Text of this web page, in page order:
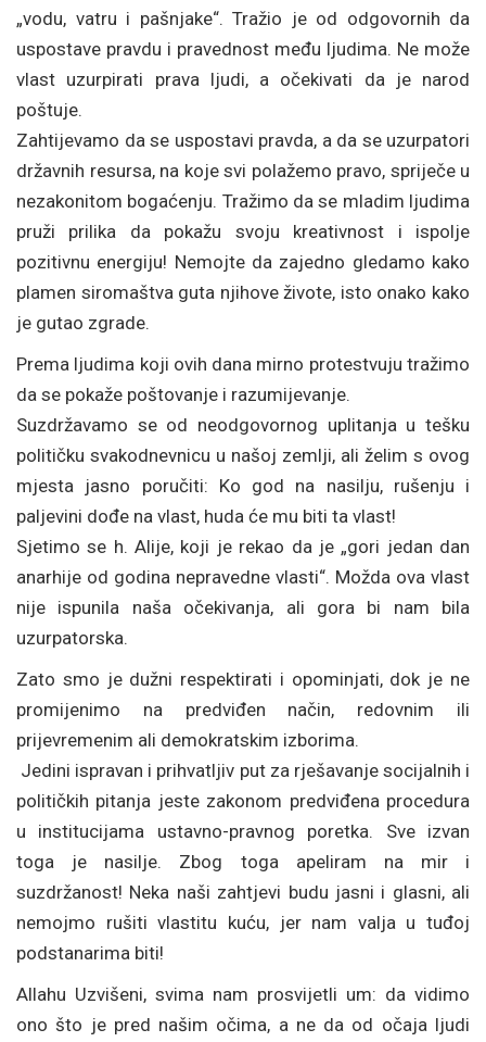
„vodu, vatru i pašnjake“. Tražio je od odgovornih da
uspostave pravdu i pravednost među ljudima. Ne može
vlast uzurpirati prava ljudi, a očekivati da je narod
poštuje.
Zahtijevamo da se uspostavi pravda, a da se uzurpatori
državnih resursa, na koje svi polažemo pravo, spriječe u
nezakonitom bogaćenju. Tražimo da se mladim ljudima
pruži prilika da pokažu svoju kreativnost i ispolje
pozitivnu energiju! Nemojte da zajedno gledamo kako
plamen siromaštva guta njihove živote, isto onako kako
je gutao zgrade.
Prema ljudima koji ovih dana mirno protestvuju tražimo
da se pokaže poštovanje i razumijevanje.
Suzdržavamo se od neodgovornog uplitanja u tešku
političku svakodnevnicu u našoj zemlji, ali želim s ovog
mjesta jasno poručiti: Ko god na nasilju, rušenju i
paljevini dođe na vlast, huda će mu biti ta vlast!
Sjetimo se h. Alije, koji je rekao da je „gori jedan dan
anarhije od godina nepravedne vlasti“. Možda ova vlast
nije ispunila naša očekivanja, ali gora bi nam bila
uzurpatorska.
Zato smo je dužni respektirati i opominjati, dok je ne
promijenimo na predviđen način, redovnim ili
prijevremenim ali demokratskim izborima.
Jedini ispravan i prihvatljiv put za rješavanje socijalnih i
političkih pitanja jeste zakonom predviđena procedura
u institucijama ustavno-pravnog poretka. Sve izvan
toga je nasilje. Zbog toga apeliram na mir i
suzdržanost! Neka naši zahtjevi budu jasni i glasni, ali
nemojmo rušiti vlastitu kuću, jer nam valja u tuđoj
podstanarima biti!
Allahu Uzvišeni, svima nam prosvijetli um: da vidimo
ono što je pred našim očima, a ne da od očaja ljudi